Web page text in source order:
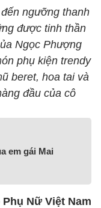
ngưỡng thanh
được tinh thần
Ngọc Phượng
phụ kiện trendy
beret, hoa tai và
đầu của cô
em gái Mai
Phụ Nữ Việt Nam